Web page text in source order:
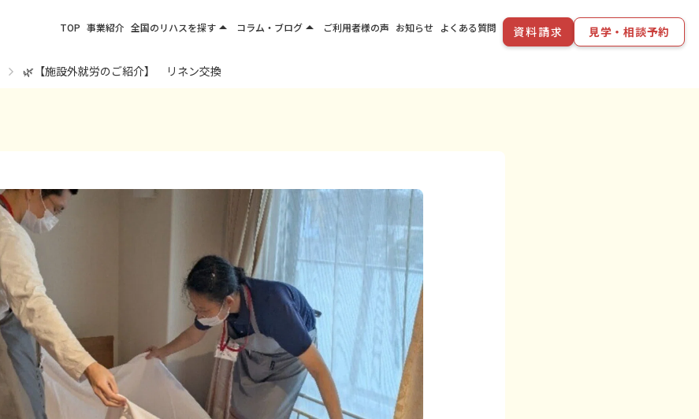
🌿【施設外就労のご紹介】 リネン交換
TOP 事業紹介 全国のリハスを探すarrow_drop_up
東北エリア
コラム・ブログarrow_drop_up ご利用者様の声 お知らせ よくある質問 資料請求 見学・相談予約